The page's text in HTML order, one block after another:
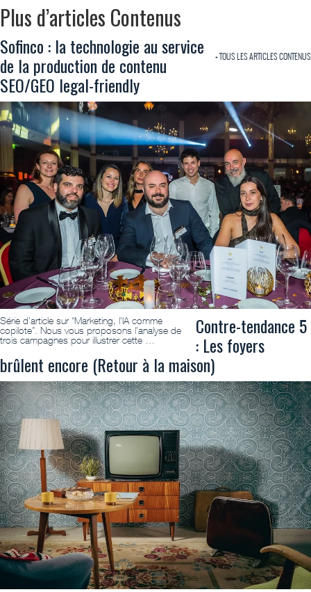
Plus d’articles Contenus
+ TOUS LES ARTICLES CONTENUS
Sofinco : la technologie au service
de la production de contenu
SEO/GEO legal-friendly
Série d’article sur “Marketing, l’IA comme
copilote”. Nous vous proposons l’analyse de
trois campagnes pour illustrer cette …
Contre-tendance 5
: Les foyers
brûlent encore (Retour à la maison)